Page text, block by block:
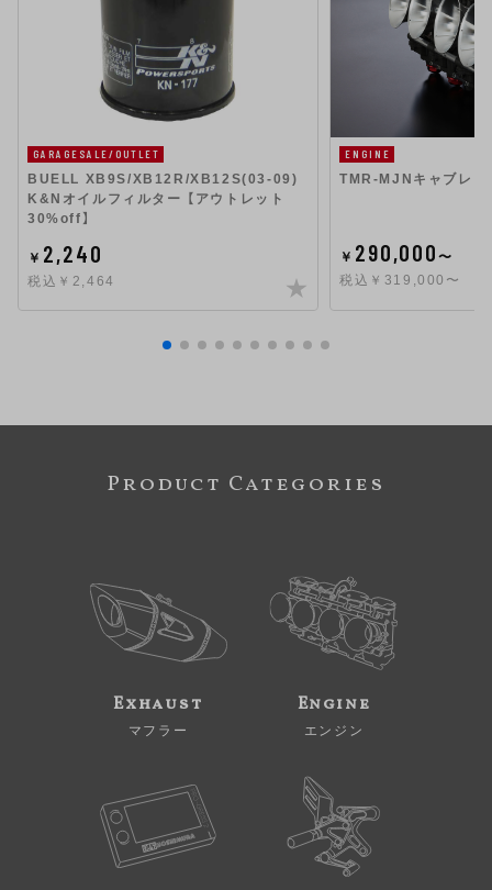
GARAGESALE/OUTLET
BUELL XB9S/XB12R/XB12S(03-09)
K&Nオイルフィルター 【アウトレット
30%off】
￥ 2,240
税込￥2,464
ENGINE
TMR-MJNキャブレタ
￥ 290,000〜
税込￥319,000〜
Product Categories
Exhaust
マフラー
Engine
エンジン